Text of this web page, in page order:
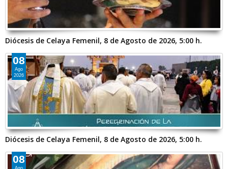
Diócesis de Celaya Femenil, 8 de Agosto de 2026, 5:00 h.
Diócesis de Celaya Femenil, 8 de Agosto de 2026, 5:00 h.
08
Ago
2026
08
Ago